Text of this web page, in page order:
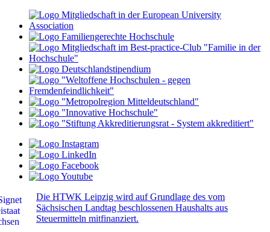
Die HTWK Leipzig wird auf Grundlage des vom
Sächsischen Landtag beschlossenen Haushalts aus
Steuermitteln mitfinanziert.